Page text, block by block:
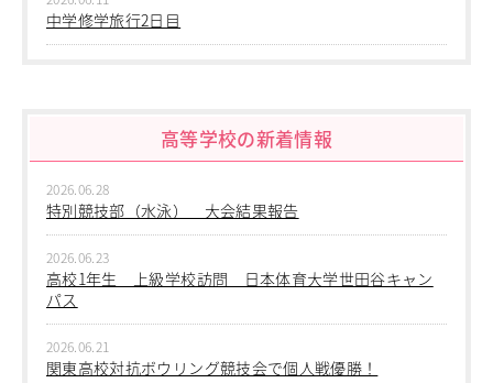
中学修学旅行2日目
中学２年生 校外学習
2026.06.09
中学１年生 校外学習
2026.06.09
中学１年 校外学習
2026.03.05
第三回桜華中学校あいさつ＋ひと言運動
高等学校の新着情報
2026.06.28
特別競技部（水泳） 大会結果報告
2026.06.23
高校1年生 上級学校訪問 日本体育大学世田谷キャン
パス
2026.06.21
関東高校対抗ボウリング競技会で個人戦優勝！